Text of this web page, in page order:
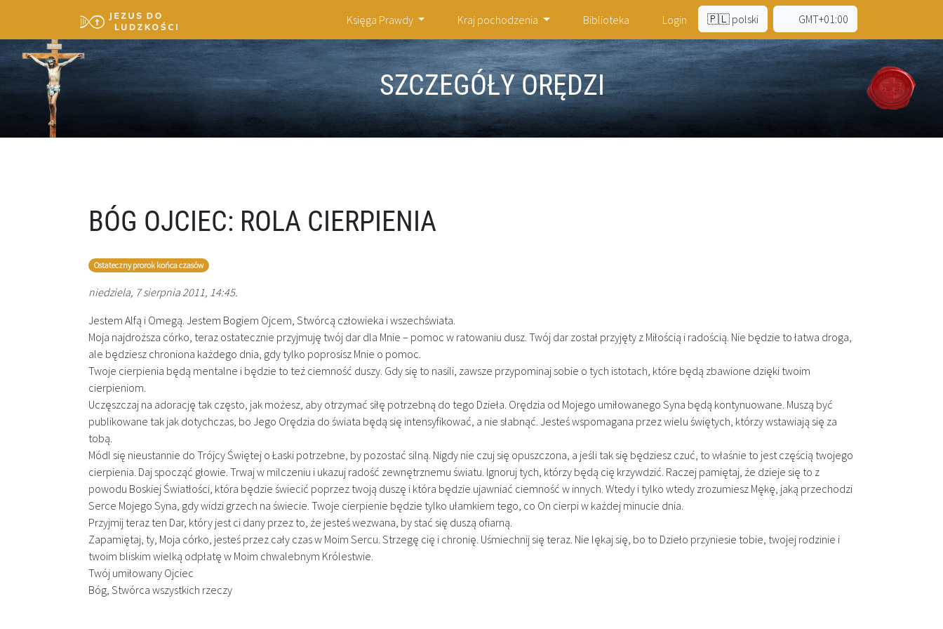
Księga Prawdy Kraj pochodzenia Biblioteka Login 🇵🇱 polski GMT+01:00
SZCZEGÓŁY ORĘDZI
BÓG OJCIEC: ROLA CIERPIENIA
Ostateczny prorok końca czasów
niedziela, 7 sierpnia 2011, 14:45.
Jestem Alfą i Omegą. Jestem Bogiem Ojcem, Stwórcą człowieka i wszechświata.
Moja najdroższa córko, teraz ostatecznie przyjmuję twój dar dla Mnie – pomoc w ratowaniu dusz. Twój dar został przyjęty z Miłością i radością. Nie będzie to łatwa droga,
ale będziesz chroniona każdego dnia, gdy tylko poprosisz Mnie o pomoc.
Twoje cierpienia będą mentalne i będzie to też ciemność duszy. Gdy się to nasili, zawsze przypominaj sobie o tych istotach, które będą zbawione dzięki twoim
cierpieniom.
Uczęszczaj na adorację tak często, jak możesz, aby otrzymać siłę potrzebną do tego Dzieła. Orędzia od Mojego umiłowanego Syna będą kontynuowane. Muszą być
publikowane tak jak dotychczas, bo Jego Orędzia do świata będą się intensyfikować, a nie słabnąć. Jesteś wspomagana przez wielu świętych, którzy wstawiają się za
tobą.
Módl się nieustannie do Trójcy Świętej o Łaski potrzebne, by pozostać silną. Nigdy nie czuj się opuszczona, a jeśli tak się będziesz czuć, to właśnie to jest częścią twojego
cierpienia. Daj spocząć głowie. Trwaj w milczeniu i ukazuj radość zewnętrznemu światu. Ignoruj tych, którzy będą cię krzywdzić. Raczej pamiętaj, że dzieje się to z
powodu Boskiej Światłości, która będzie świecić poprzez twoją duszę i która będzie ujawniać ciemność w innych. Wtedy i tylko wtedy zrozumiesz Mękę, jaką przechodzi
Serce Mojego Syna, gdy widzi grzech na świecie. Twoje cierpienie będzie tylko ułamkiem tego, co On cierpi w każdej minucie dnia.
Przyjmij teraz ten Dar, który jest ci dany przez to, że jesteś wezwana, by stać się duszą ofiarną.
Zapamiętaj, ty, Moja córko, jesteś przez cały czas w Moim Sercu. Strzegę cię i chronię. Uśmiechnij się teraz. Nie lękaj się, bo to Dzieło przyniesie tobie, twojej rodzinie i
twoim bliskim wielką odpłatę w Moim chwalebnym Królestwie.
Twój umiłowany Ojciec
Bóg, Stwórca wszystkich rzeczy